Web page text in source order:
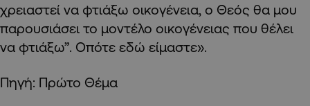
χρειαστεί να φτιάξω οικογένεια, ο Θεός θα μου
παρουσιάσει το μοντέλο οικογένειας που θέλει
να φτιάξω”. Οπότε εδώ είμαστε».
Πηγή: Πρώτο Θέμα